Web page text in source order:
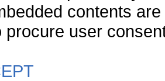
contents
procure user